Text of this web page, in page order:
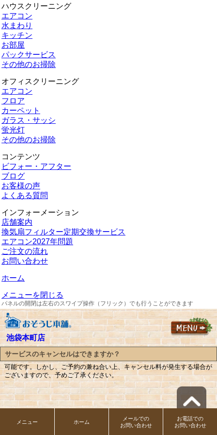
ハウスクリーニング
エアコン
水まわり
キッチン
お部屋
パックサービス
その他のお掃除
オフィスクリーニング
エアコン
フロア
カーペット
ガラス・サッシ
蛍光灯
その他のお掃除
コンテンツ
ビフォー・アフター
ブログ
お客様の声
よくある質問
インフォーメーション
店舗案内
換気扇フィルター定期交換サービス
エアコン2027年問題
ご注文の流れ
お問い合わせ
ホーム
メニューを閉じる
パネルの開閉は左右のスワイプ操作（フリック）でも行うことができます
池袋本町店
サービスのキャンセルはできますか？
可能です。しかし、ご予約の兼ね合い上、キャンセル料が発生する場合が
ございますので、予めご了承ください。
メニュー ホーム
メールでの
お問い合わせ
お電話での
お問い合わせ